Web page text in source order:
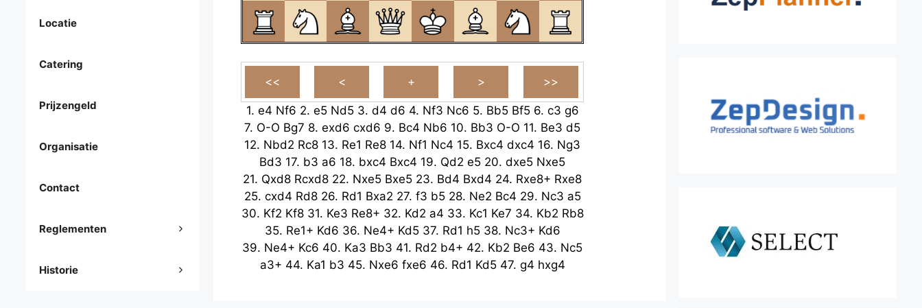
1. e4 Nf6 2. e5 Nd5 3. d4 d6 4. Nf3 Nc6 5. Bb5 Bf5 6. c3 g6
7. O-O Bg7 8. exd6 cxd6 9. Bc4 Nb6 10. Bb3 O-O 11. Be3 d5
12. Nbd2 Rc8 13. Re1 Re8 14. Nf1 Nc4 15. Bxc4 dxc4 16. Ng3
Bd3 17. b3 a6 18. bxc4 Bxc4 19. Qd2 e5 20. dxe5 Nxe5
21. Qxd8 Rcxd8 22. Nxe5 Bxe5 23. Bd4 Bxd4 24. Rxe8+ Rxe8
25. cxd4 Rd8 26. Rd1 Bxa2 27. f3 b5 28. Ne2 Bc4 29. Nc3 a5
30. Kf2 Kf8 31. Ke3 Re8+ 32. Kd2 a4 33. Kc1 Ke7 34. Kb2 Rb8
35. Re1+ Kd6 36. Ne4+ Kd5 37. Rd1 h5 38. Nc3+ Kd6
39. Ne4+ Kc6 40. Ka3 Bb3 41. Rd2 b4+ 42. Kb2 Be6 43. Nc5
a3+ 44. Ka1 b3 45. Nxe6 fxe6 46. Rd1 Kd5 47. g4 hxg4
Locatie
Catering
Prijzengeld
Organisatie
Contact
Reglementen
Historie